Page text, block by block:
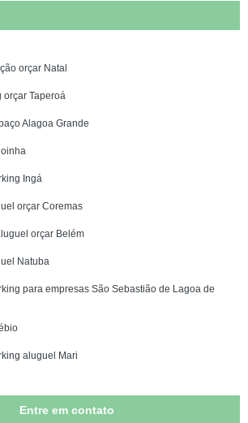
orçar Natal
Taperoá
Alagoa Grande
Ingá
orçar Coremas
orçar Belém
Natuba
para empresas São Sebastião de Lagoa de
aluguel Mari
Goianinha
Entre em contato